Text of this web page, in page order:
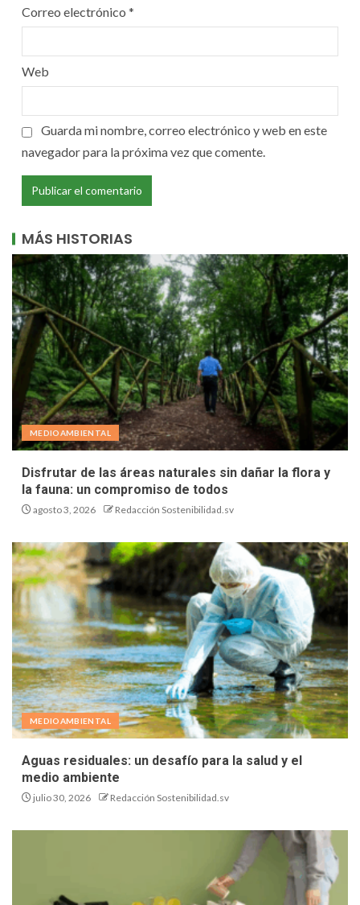
Correo electrónico *
Web
Guarda mi nombre, correo electrónico y web en este
navegador para la próxima vez que comente.
MÁS HISTORIAS
MEDIOAMBIENTAL
Disfrutar de las áreas naturales sin dañar la flora y
la fauna: un compromiso de todos
agosto 3, 2026 Redacción Sostenibilidad.sv
MEDIOAMBIENTAL
Aguas residuales: un desafío para la salud y el
medio ambiente
julio 30, 2026 Redacción Sostenibilidad.sv